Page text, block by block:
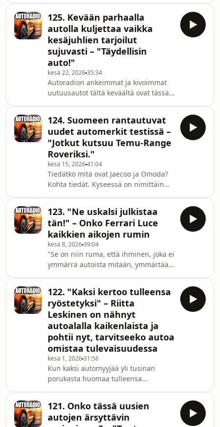
mallien perusteella kärkeen vai oliko
autoissa edes merkittäviä eroja?
Studiossa Arttu Toivonen selvittää,
millainen tuntuma saksalaisautoista
jäi toimittajakollegoille Henri Posa ja
Max Lange.
125. Kevään parhaalla
autolla kuljettaa vaikka
kesäjuhlien tarjoilut
sujuvasti – "Täydellisin
auto!"
kesä 22, 202635:34
Autoradion ankeimmat ja kivoimmat
uutuusautot tältä keväältä ovat tässä.
Arttu Toivonen ja Henri Posa kertovat,
mitkä on kevätkauden uutuuksista
yllättäneet positiivisesti ja mitkä jäivät
valjuiksi. Suosikista kaksikko on yhtä
mieltä sen osalta, että menopeli on
luokassaan erinomainen esitys.
124. Suomeen rantautuvat
uudet automerkit testissä –
"Jotkut kutsuu Temu-Range
Roveriksi."
kesä 15, 202641:04
Tiedätkö mitä ovat Jaecoo ja Omoda?
Kohta tiedät. Kyseessä on nimittäin
markkinoille. Autotoimittaja Max
Lange kuvailee Jaecoon autoja "Temu-
Range Rovereiksi", joissa on kaikkea ja
paljon, mutta laatu ei välttämättä ole
maailman kärkikastia. Millaisista
autoista on kyse? Sen kertoo meille
Langen kanssa kollegansa Henri Posa.
Lisäksi kuulemme MG
123. "Ne uskalsi julkistaa
tän!" – Onko Ferrari Luce
kaikkien aikojen rumin
kesä 8, 202639:04
"Se on niin ruma, että ihminen, joka ei
ymmärrä autoista mitään, ymmärtää
päät, sen verran räväkän näköisestä
autouutuudesta on kyse. Harva kehuu
Lucea kauniiksi, mutta
poikkeuksellinen ulkonäkö on ainakin
saanut ihmiset puhumaan autosta.
Onko Lucesta mihinkään, kuka sillä
haluaa ajaa ja miksi se näyttää siltä,
miltä se näyttää? Kampp
122. "Kaksi kertoo tulleensa
ryöstetyksi" – Riitta
Leskinen on nähnyt
autoalalla kaikenlaista ja
pohtii nyt, tarvitseeko autoa
omistaa tulevaisuudessa
kesä 1, 202631:56
Kun kaksi automyyjää yli tusinan
porukasta huomaa tulleensa
Leskiselle. Leskinen on pitkän linjan
ammattilainen autoalalla ja
121. Onko tässä uusien
autojen ärsyttävin